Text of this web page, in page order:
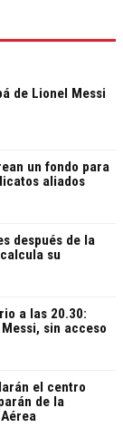
de Lionel Messi
un fondo para
aliados
después de la
su
a las 20.30:
sin acceso
el centro
de la